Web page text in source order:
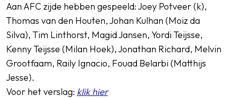
Aan AFC zijde hebben gespeeld: Joey Potveer (k),
Thomas van den Houten, Johan Kulhan (Moiz da
Silva), Tim Linthorst, Magid Jansen, Yordi Teijsse,
Kenny Teijsse (Milan Hoek), Jonathan Richard, Melvin
Grootfaam, Raily Ignacio, Fouad Belarbi (Matthijs
Jesse).
Voor het verslag: klik hier